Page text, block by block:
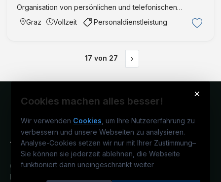
Organisation von persönlichen und telefonischen
Terminen mit den vorinformierten
Graz Vollzeit Personaldienstleistung
17 von 27 ›
×
Cookies machen alles besser!
Wir verwenden Cookies , um Ihre Nutzererfahrung zu
verbessern und unsere Webseiten zu analysieren.
Analyse-Cookies setzen wir nur mit Ihrer Zustimmung–
Sie können sie jederzeit ablehnen, die Webseite
funktioniert dann uneingeschränkt weiter
Österreichs technisches Karriereportal.
Ein Service der candidatis GmbH.